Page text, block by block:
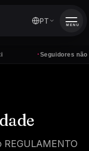
Seguidores não
PT MENU
REGULAMENTO